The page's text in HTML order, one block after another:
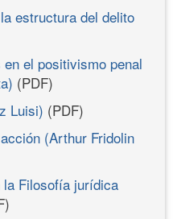
estructura del delito
el positivismo penal
(PDF)
Luisi) (PDF)
(Arthur Fridolin
la Filosofía jurídica